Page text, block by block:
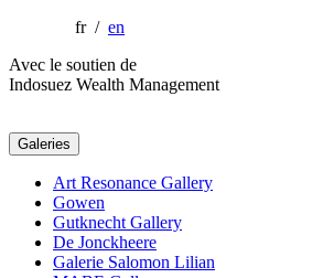
fr / en
Avec le soutien de
Indosuez Wealth Management
Galeries
Art Resonance Gallery
Gowen
Gutknecht Gallery
De Jonckheere
Galerie Salomon Lilian